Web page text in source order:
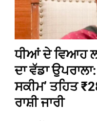
ਧੀਆਂ ਦੇ ਵਿਆਹ
ਦਾ ਵੱਡਾ
ਸਕੀਮ’ ਤਹਿਤ
ਰਾਸ਼ੀ ਜਾਰੀ